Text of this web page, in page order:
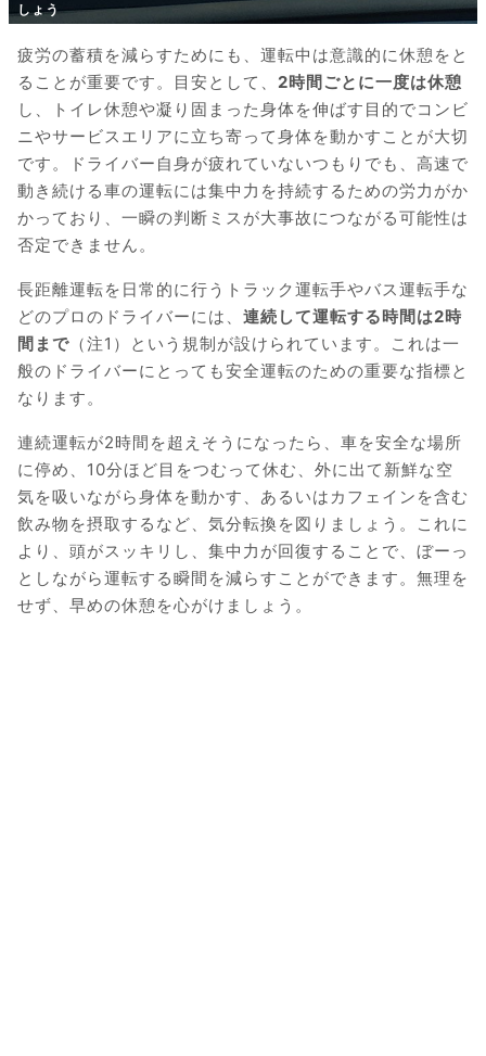
しょう
疲労の蓄積を減らすためにも、運転中は意識的に休憩をと
ることが重要です。目安として、 2時間ごとに一度は休憩
し、トイレ休憩や凝り固まった身体を伸ばす目的でコンビ
ニやサービスエリアに立ち寄って身体を動かすことが大切
です。ドライバー自身が疲れていないつもりでも、高速で
動き続ける車の運転には集中力を持続するための労力がか
かっており、一瞬の判断ミスが大事故につながる可能性は
否定できません。
長距離運転を日常的に行うトラック運転手やバス運転手な
どのプロのドライバーには、 連続して運転する時間は2時
間まで （注1）という規制が設けられています。これは一
般のドライバーにとっても安全運転のための重要な指標と
なります。
連続運転が2時間を超えそうになったら、車を安全な場所
に停め、10分ほど目をつむって休む、外に出て新鮮な空
気を吸いながら身体を動かす、あるいはカフェインを含む
飲み物を摂取するなど、気分転換を図りましょう。これに
より、頭がスッキリし、集中力が回復することで、ぼーっ
としながら運転する瞬間を減らすことができます。無理を
せず、早めの休憩を心がけましょう。